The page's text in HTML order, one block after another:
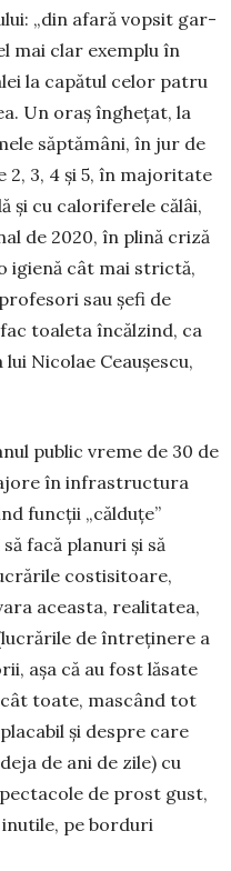
„din afară vopsit gar­
mai clar exem­plu în
la capătul celor patru
Un oraș înghețat, la
săp­tămâni, în jur de
2, 3, 4 și 5, în majoritate
și cu caloriferele călâi,
de 2020, în plină criză
igienă cât mai strictă,
sau șefi de
toaleta încălzind, ca
Nicolae Ceaușescu,
pu­blic vreme de 30 de
în infrastructura
funcții „căl­du­țe”
facă pla­nuri și să
costisitoare,
aceasta, realitatea,
de între­ți­nere a
așa că au fost lăsate
toate, mascând tot
și despre care
de ani de zile) cu
de prost gust,
pe bor­duri